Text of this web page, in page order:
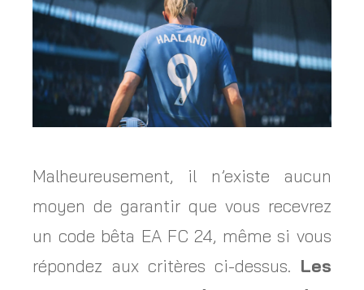
Malheureusement, il n’existe aucun
moyen de garantir que vous recevrez
un code bêta EA FC 24, même si vous
répondez aux critères ci-dessus. Les